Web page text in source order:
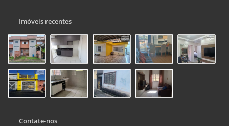
Imóveis recentes
Contate-nos